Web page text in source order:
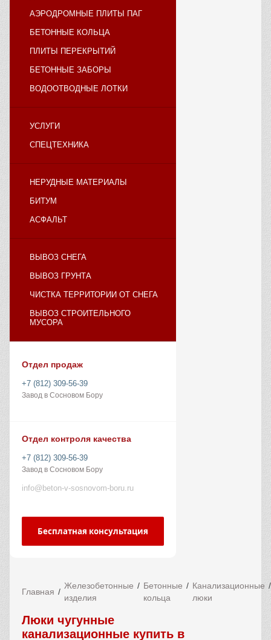
АЭРОДРОМНЫЕ ПЛИТЫ ПАГ
БЕТОННЫЕ КОЛЬЦА
ПЛИТЫ ПЕРЕКРЫТИЙ
БЕТОННЫЕ ЗАБОРЫ
ВОДООТВОДНЫЕ ЛОТКИ
УСЛУГИ
СПЕЦТЕХНИКА
НЕРУДНЫЕ МАТЕРИАЛЫ
БИТУМ
АСФАЛЬТ
ВЫВОЗ СНЕГА
ВЫВОЗ ГРУНТА
ЧИСТКА ТЕРРИТОРИИ ОТ СНЕГА
ВЫВОЗ СТРОИТЕЛЬНОГО
МУСОРА
Отдел продаж
+7 (812) 309-56-39
Завод в Сосновом Бору
Отдел контроля качества
+7 (812) 309-56-39
Завод в Сосновом Бору
info@beton-v-sosnovom-boru.ru
Бесплатная консультация
Главная
Железобетонные
изделия
Бетонные
кольца
Канализационные
люки
Люки чугунные
канализационные купить в